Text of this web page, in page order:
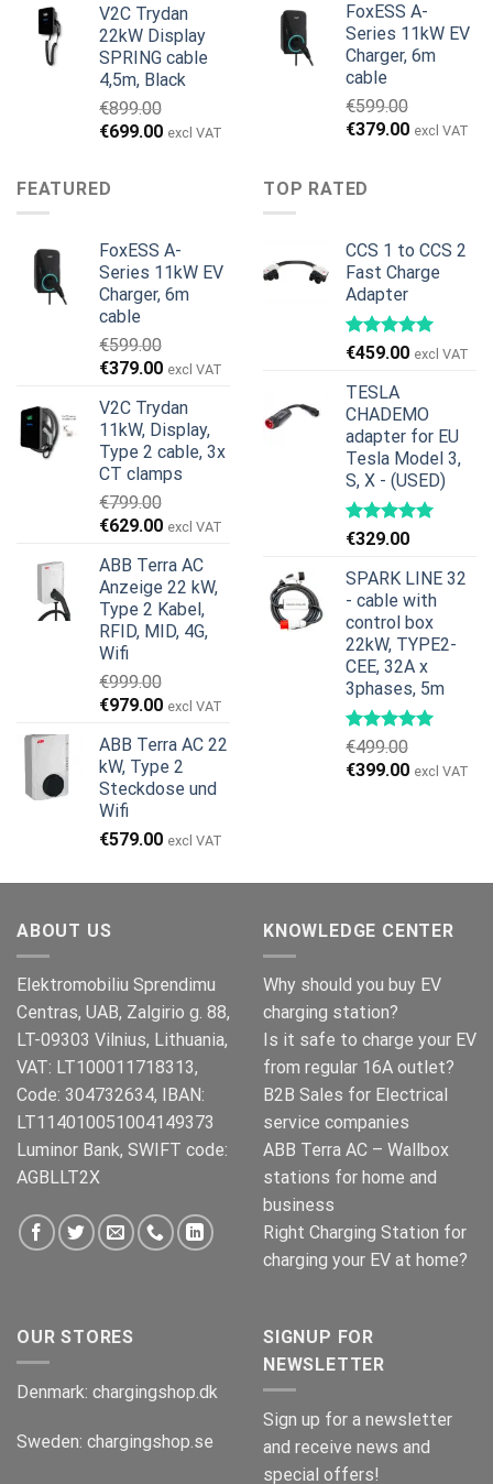
€1,495.00€1,395.00.
V2C Trydan
22kW Display
SPRING cable
4,5m, Black
€899.00
Ursprünglicher
war:
€899.00
€699.00Aktueller
excl VAT
FoxESS A-
Series 11kW EV
Charger, 6m
cable
€599.00
Ursprünglicher
€599.00
€379.00Aktueller
excl VAT
FEATURED
FoxESS A-
Series 11kW EV
Charger, 6m
cable
€599.00
Ursprünglicher
war:
€599.00
€379.00Aktueller
ist:
€379.00.
excl VAT
V2C Trydan
11kW, Display,
Type 2 cable, 3x
CT clamps
€799.00
Ursprünglicher
war:
€799.00
€629.00Aktueller
ist:
€629.00.
excl VAT
ABB Terra AC
Anzeige 22 kW,
Type 2 Kabel,
RFID, MID, 4G,
Wifi
€999.00
Ursprünglicher
war:
€999.00
€979.00Aktueller
ist:
€979.00.
excl VAT
ABB Terra AC 22
kW, Type 2
Steckdose und
Wifi
€579.00 excl VAT
TOP RATED
CCS 1 to CCS 2
Fast Charge
Adapter
€459.00 excl VAT
TESLA
CHADEMO
adapter for EU
Tesla Model 3,
S, X - (USED)
€329.00
SPARK LINE 32
- cable with
control box
22kW, TYPE2-
CEE, 32A x
3phases, 5m
€499.00
Ursprünglicher
€399.00Aktueller
excl VAT
ABOUT US
Elektromobiliu Sprendimu
Centras, UAB, Zalgirio g. 88,
LT-09303 Vilnius, Lithuania,
VAT: LT100011718313,
Code: 304732634, IBAN:
LT114010051004149373
Luminor Bank, SWIFT code:
AGBLLT2X
KNOWLEDGE CENTER
Why should you buy EV
charging station?
Is it safe to charge your EV
from regular 16A outlet?
B2B Sales for Electrical
service companies
ABB Terra AC – Wallbox
stations for home and
business
Right Charging Station for
charging your EV at home?
OUR STORES
Denmark: chargingshop.dk
Sweden: chargingshop.se
SIGNUP FOR
NEWSLETTER
Sign up for a newsletter
and receive news and
special offers!